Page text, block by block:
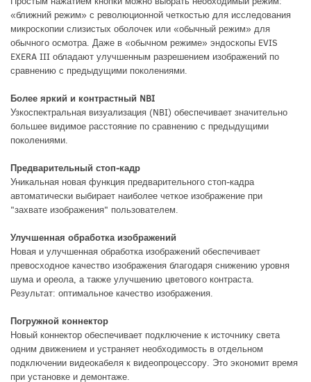
«ближний режим» с революционной четкостью для исследования
микроскопии слизистых оболочек или «обычный режим» для
обычного осмотра. Даже в «обычном режиме» эндоскопы EVIS
EXERA III обладают улучшенным разрешением изображений по
сравнению с предыдущими поколениями.
Более яркий и контрастный NBI
Узкоспектральная визуализация (NBI) обеспечивает значительно
большее видимое расстояние по сравнению с предыдущими
поколениями.
Предварительный стоп‑кадр
Уникальная новая функция предварительного стоп-кадра
автоматически выбирает наиболее четкое изображение при
"захвате изображения" пользователем.
Улучшенная обработка изображений
Новая и улучшенная обработка изображений обеспечивает
превосходное качество изображения благодаря снижению уровня
шума и ореола, а также улучшению цветового контраста.
Результат: оптимальное качество изображения.
Погружной коннектор
Новый коннектор обеспечивает подключение к источнику света
одним движением и устраняет необходимость в отдельном
подключении видеокабеля к видеопроцессору. Это экономит время
при установке и демонтаже.